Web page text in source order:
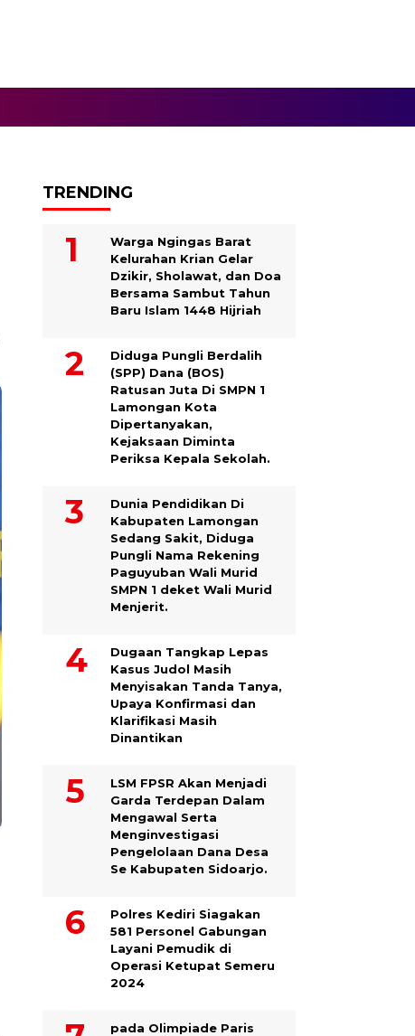
TRENDING
Warga Ngingas Barat
Kelurahan Krian Gelar
Dzikir, Sholawat, dan Doa
Bersama Sambut Tahun
Baru Islam 1448 Hijriah
Diduga Pungli Berdalih
(SPP) Dana (BOS)
Ratusan Juta Di SMPN 1
Lamongan Kota
Dipertanyakan,
Kejaksaan Diminta
Periksa Kepala Sekolah.
Dunia Pendidikan Di
Kabupaten Lamongan
Sedang Sakit, Diduga
Pungli Nama Rekening
Paguyuban Wali Murid
SMPN 1 deket Wali Murid
Menjerit.
Dugaan Tangkap Lepas
Kasus Judol Masih
Menyisakan Tanda Tanya,
Upaya Konfirmasi dan
Klarifikasi Masih
Dinantikan
LSM FPSR Akan Menjadi
Garda Terdepan Dalam
Mengawal Serta
Menginvestigasi
Pengelolaan Dana Desa
Se Kabupaten Sidoarjo.
Polres Kediri Siagakan
581 Personel Gabungan
Layani Pemudik di
Operasi Ketupat Semeru
2024
pada Olimpiade Paris